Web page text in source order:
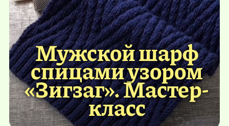
Мужской шарф
спицами узором
«Зигзаг». Мастер-
класс